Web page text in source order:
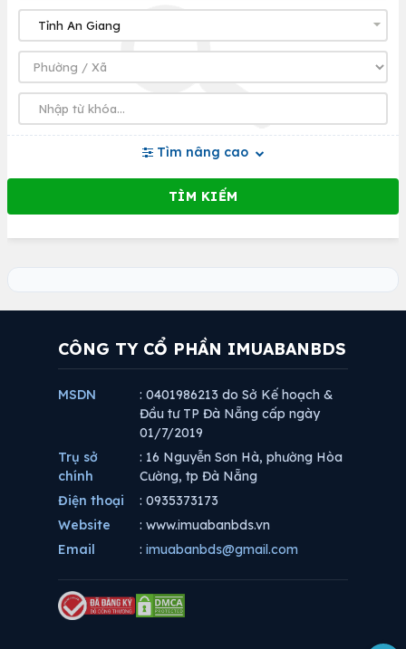
Tìm nâng cao
CÔNG TY CỔ PHẦN IMUABANBDS
MSDN
: 0401986213 do Sở Kế hoạch &
Đầu tư TP Đà Nẵng cấp ngày
01/7/2019
Trụ sở
chính
: 16 Nguyễn Sơn Hà, phường Hòa
Cường, tp Đà Nẵng
Điện thoại
: 0935373173
Website
: www.imuabanbds.vn
Email
: imuabanbds@gmail.com